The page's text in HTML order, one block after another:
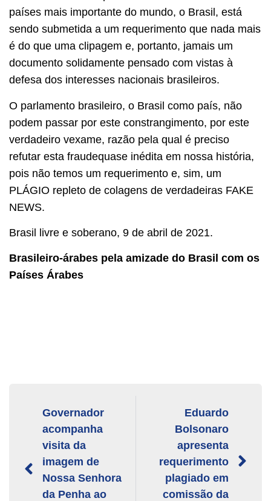
países mais importante do mundo, o Brasil, está
sendo submetida a um requerimento que nada mais
é do que uma clipagem e, portanto, jamais um
documento solidamente pensado com vistas à
defesa dos interesses nacionais brasileiros.
O parlamento brasileiro, o Brasil como país, não
podem passar por este constrangimento, por este
verdadeiro vexame, razão pela qual é preciso
refutar esta fraudequase inédita em nossa história,
pois não temos um requerimento e, sim, um
PLÁGIO repleto de colagens de verdadeiras FAKE
NEWS.
Brasil livre e soberano, 9 de abril de 2021.
Brasileiro-árabes pela amizade do Brasil com os
Países Árabes
Governador
acompanha
visita da
imagem de
Nossa Senhora
da Penha ao
Eduardo
Bolsonaro
apresenta
requerimento
plagiado em
comissão da